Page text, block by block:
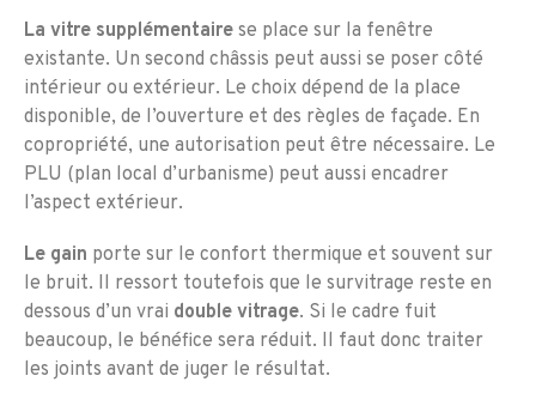
La vitre supplémentaire se place sur la fenêtre
existante. Un second châssis peut aussi se poser côté
intérieur ou extérieur. Le choix dépend de la place
disponible, de l’ouverture et des règles de façade. En
copropriété, une autorisation peut être nécessaire. Le
PLU (plan local d’urbanisme) peut aussi encadrer
l’aspect extérieur.
Le gain porte sur le confort thermique et souvent sur
le bruit. Il ressort toutefois que le survitrage reste en
dessous d’un vrai double vitrage. Si le cadre fuit
beaucoup, le bénéfice sera réduit. Il faut donc traiter
les joints avant de juger le résultat.